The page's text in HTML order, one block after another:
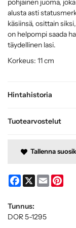
Hintahistoria
Tuotearvostelut
pohjainen juoma,
alusta asti
käsiinsä, osittain
on helpompi saada
täydellinen lasi.
Korkeus: 11 cm
Tallenna
Facebook
X Email
Tunnus:
DOR 5-1295